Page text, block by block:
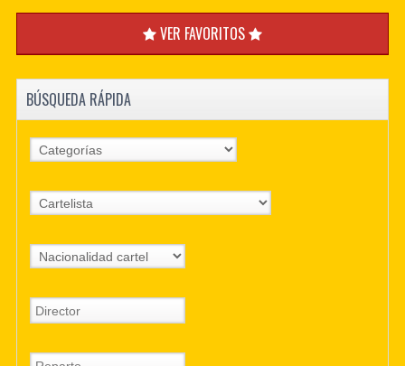
VER FAVORITOS
BÚSQUEDA RÁPIDA